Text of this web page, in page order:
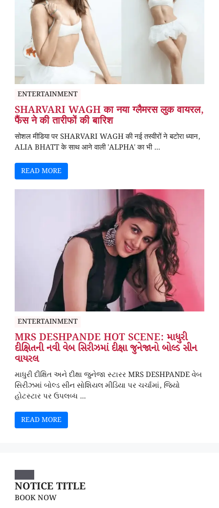
ENTERTAINMENT
SHARVARI WAGH का नया ग्लैमरस लुक वायरल,
फैंस ने की तारीफों की बारिश
सोशल मीडिया पर SHARVARI WAGH की नई तस्वीरों ने बटोरा ध्यान,
ALIA BHATT के साथ आने वाली 'ALPHA' का भी ...
READ MORE
ENTERTAINMENT
MRS DESHPANDE HOT SCENE: માધુરી
દીક્ષિતની નવી વેબ સિરીઝમાં દીક્ષા જુનેજાનો બોલ્ડ સીન
વાયરલ
માધુરી દીક્ષિત અને દીક્ષા જુનેજા સ્ટારર MRS DESHPANDE વેબ
સિરીઝમાં બોલ્ડ સીન સોશિયલ મીડિયા પર ચર્ચામાં, જિયો
હોટસ્ટાર પર ઉપલબ્ધ ...
READ MORE
NOTICE TITLE
BOOK NOW